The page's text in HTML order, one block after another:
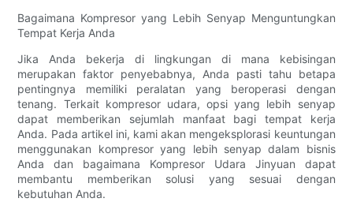
Bagaimana Kompresor yang Lebih Senyap Menguntungkan
Tempat Kerja Anda
Jika Anda bekerja di lingkungan di mana kebisingan
merupakan faktor penyebabnya, Anda pasti tahu betapa
pentingnya memiliki peralatan yang beroperasi dengan
tenang. Terkait kompresor udara, opsi yang lebih senyap
dapat memberikan sejumlah manfaat bagi tempat kerja
Anda. Pada artikel ini, kami akan mengeksplorasi keuntungan
menggunakan kompresor yang lebih senyap dalam bisnis
Anda dan bagaimana Kompresor Udara Jinyuan dapat
membantu memberikan solusi yang sesuai dengan
kebutuhan Anda.